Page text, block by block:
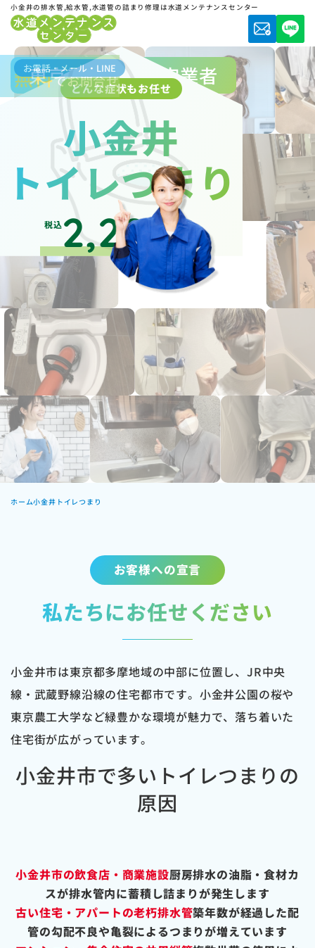
小金井の排水管,給水管,水道管の詰まり修理は水道メンテナンスセンター
東京都水道局指定業者
どんな症状もお任せ
小金井
トイレつまり
税込2,200円～
ホーム小金井トイレつまり
お客様への宣言
私たちにお任せください
小金井市は東京都多摩地域の中部に位置し、JR中央
線・武蔵野線沿線の住宅都市です。小金井公園の桜や
東京農工大学など緑豊かな環境が魅力で、落ち着いた
住宅街が広がっています。
小金井市で多いトイレつまりの
原因
小金井市の飲食店・商業施設厨房排水の油脂・食材カ
スが排水管内に蓄積し詰まりが発生します
古い住宅・アパートの老朽排水管築年数が経過した配
管の勾配不良や亀裂によるつまりが増えています
お電話・メール・LINE
無料でお問合せ